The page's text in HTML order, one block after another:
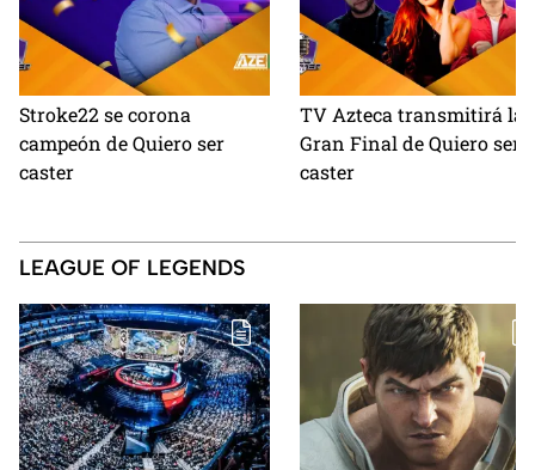
Stroke22 se corona
campeón de Quiero ser
caster
TV Azteca transmitirá la
Gran Final de Quiero ser
caster
LEAGUE OF LEGENDS